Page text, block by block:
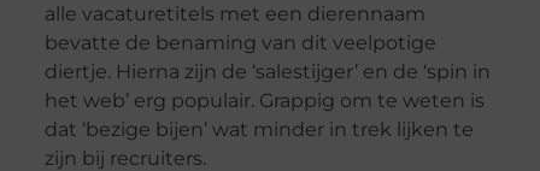
alle vacaturetitels met een dierennaam
bevatte de benaming van dit veelpotige
diertje. Hierna zijn de ‘salestijger’ en de ‘spin in
het web’ erg populair. Grappig om te weten is
dat ‘bezige bijen’ wat minder in trek lijken te
zijn bij recruiters.